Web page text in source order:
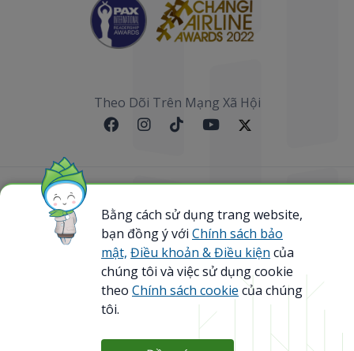
Theo Dõi Trên Mạng Xã Hội
Sơ đồ website
@ 2023 Bamboo Airways Copyright. All Rights
Reserved.
Business Registration Code: 0107867370
Bằng cách sử dụng trang website,
bạn đồng ý với Chính sách bảo
mật, Điều khoản & Điều kiện của
chúng tôi và việc sử dụng cookie
theo Chính sách cookie của chúng
tôi.